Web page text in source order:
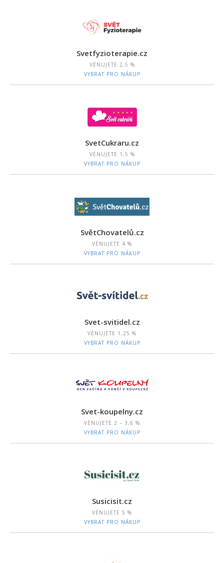
Svetfyzioterapie.cz
VĚNUJETE 2,5 %
VYBRAT PRO NÁKUP
SvetCukraru.cz
VĚNUJETE 1,5 %
VYBRAT PRO NÁKUP
SvětChovatelů.cz
VĚNUJETE 4 %
VYBRAT PRO NÁKUP
Svet-svitidel.cz
VĚNUJETE 1,25 %
VYBRAT PRO NÁKUP
Svet-koupelny.cz
VĚNUJETE 2 – 3,6 %
VYBRAT PRO NÁKUP
Susicisit.cz
VĚNUJETE 5 %
VYBRAT PRO NÁKUP